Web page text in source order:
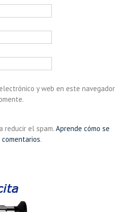
y web en este navegador
reducir el spam.Aprende cómo se
.